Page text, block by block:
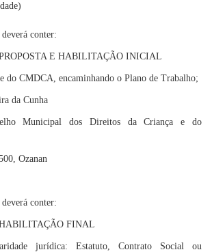
conter:
E HABILITAÇÃO INICIAL
do CMDCA, encaminhando o Plano de Trabalho;
da Cunha
Municipal dos Direitos da Criança e do
Ozanan
conter:
FINAL
jurídica: Estatuto, Contrato Social ou